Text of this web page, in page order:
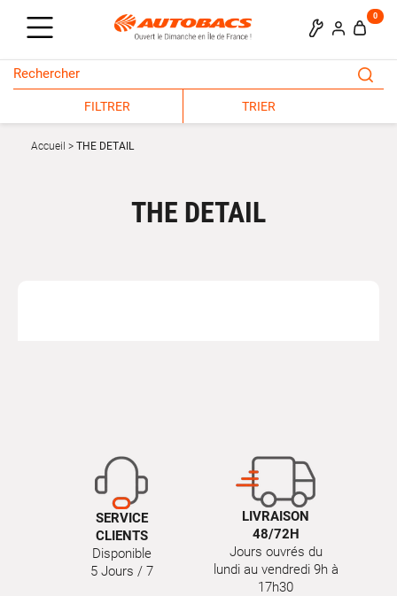
0
FILTRER TRIER
Accueil THE DETAIL
THE DETAIL
SERVICE
CLIENTS
Disponible
5 Jours / 7
LIVRAISON
48/72H
Jours ouvrés du
lundi au vendredi 9h à
17h30